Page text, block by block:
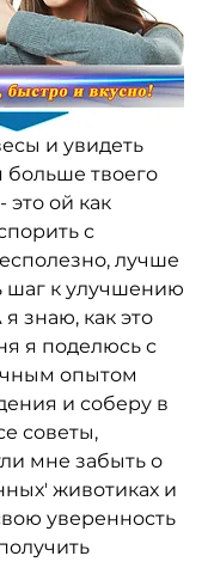
и увидеть
больше твоего
это ой как
с
лучше
шаг к улучшению
знаю, как это
я поделюсь с
опытом
и соберу в
советы,
мне забыть о
животиках и
уверенность